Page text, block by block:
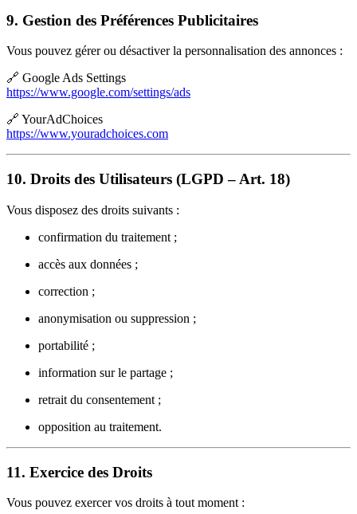
9. Gestion des Préférences Publicitaires
Vous pouvez gérer ou désactiver la personnalisation des annonces :
🔗 Google Ads Settings
https://www.google.com/settings/ads
🔗 YourAdChoices
https://www.youradchoices.com
10. Droits des Utilisateurs (LGPD – Art. 18)
Vous disposez des droits suivants :
confirmation du traitement ;
accès aux données ;
correction ;
anonymisation ou suppression ;
portabilité ;
information sur le partage ;
retrait du consentement ;
opposition au traitement.
11. Exercice des Droits
Vous pouvez exercer vos droits à tout moment :